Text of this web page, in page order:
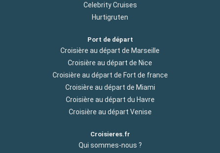
Celebrity Cruises
Hurtigruten
Port de départ
Croisière au départ de Marseille
Croisière au départ de Nice
Croisière au départ de Fort de france
Croisière au départ de Miami
Croisière au départ du Havre
Croisière au départ Venise
Croisieres.fr
Qui sommes-nous ?